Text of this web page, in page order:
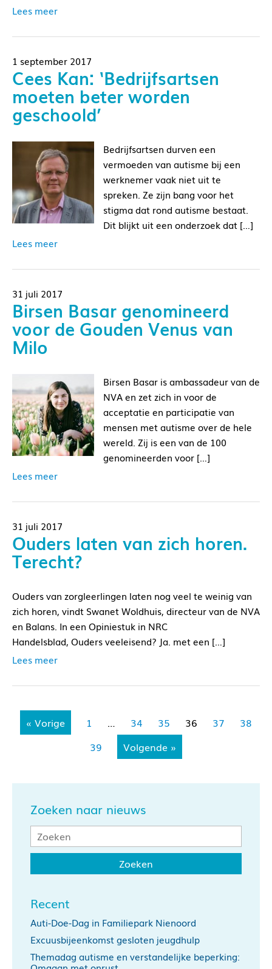
Lees meer
1 september 2017
Cees Kan: ‘Bedrijfsartsen
moeten beter worden
geschoold’
Bedrijfsartsen durven een
vermoeden van autisme bij een
werknemer vaak niet uit te
spreken. Ze zijn bang voor het
stigma dat rond autisme bestaat.
Dit blijkt uit een onderzoek dat […]
Lees meer
31 juli 2017
Birsen Basar genomineerd
voor de Gouden Venus van
Milo
Birsen Basar is ambassadeur van de
NVA en zet zich in voor de
acceptatie en participatie van
mensen met autisme over de hele
wereld. Zij is een van de 100
genomineerden voor […]
Lees meer
31 juli 2017
Ouders laten van zich horen.
Terecht?
Ouders van zorgleerlingen laten nog veel te weinig van
zich horen, vindt Swanet Woldhuis, directeur van de NVA
en Balans. In een Opiniestuk in NRC
Handelsblad, Ouders veeleisend? Ja. met een […]
Lees meer
« Vorige 1 … 34 35 36 37
38
39
Volgende »
Zoeken naar nieuws
Recent
Auti-Doe-Dag in Familiepark Nienoord
Excuusbijeenkomst gesloten jeugdhulp
Themadag autisme en verstandelijke beperking: